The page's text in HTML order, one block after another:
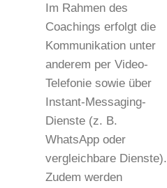
Im Rahmen des
Coachings erfolgt die
Kommunikation unter
anderem per Video-
Telefonie sowie über
Instant-Messaging-
Dienste (z. B.
WhatsApp oder
vergleichbare Dienste).
Zudem werden